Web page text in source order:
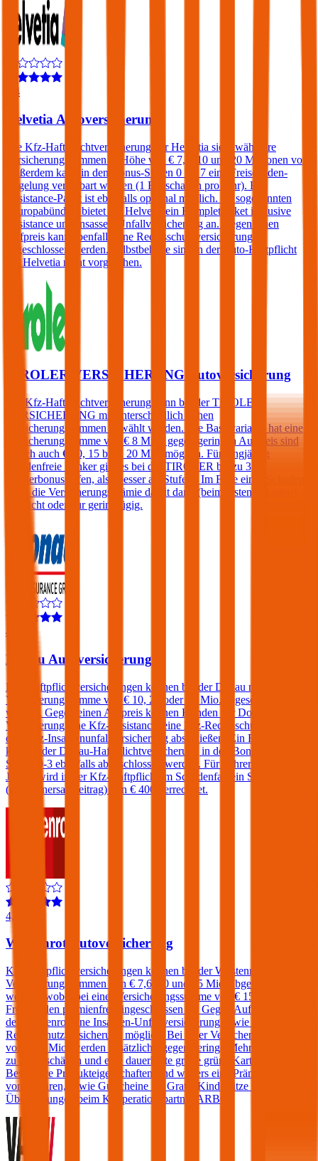
4,4
Helvetia Autoversicherung
Die Kfz-Haftpflichtversicherung der Helvetia sieht wählbare
Versicherungssummen in Höhe von € 7,6, 10 und 20 Millionen vor.
Außerdem kann in den Bonus-Stufen 0 bis 7 eine Freischaden-
Regelung vereinbart werden (1 Freischaden pro Jahr). Ein
Assistance-Paket ist ebenfalls optional möglich. Im sogenannten
„Europabündel“ bietet die Helvetia ein Komplettpaket inklusive
Assistance und Insassen-Unfallversicherung an. Gegen einen
Aufpreis kann ebenfalls eine Rechtsschutzversicherung
abgeschlossen werden. Selbstbehalte sind in der Auto-Haftpflicht
der Helvetia nicht vorgesehen.
TIROLER VERSICHERUNG Autoversicherung
Die Kfz-Haftpflichtversicherung kann bei der TIROLER
VERSICHERUNG mit unterschiedlich hohen
Versicherungssummen gewählt werden. Die Basisvariante hat eine
Versicherungssumme von € 8 Mio., gegen geringen Aufpreis sind
jedoch auch € 10, 15 bzw. 20 Mio. möglich. Für langjährig
schadenfreie Lenker gibt es bei der TIROLER bis zu 3
Sonderbonusstufen, also besser als Stufe 0. Im Falle eines Schadens
steigt die Versicherungsprämie damit dann (beim ersten Schaden)
gar nicht oder nur geringfügig.
4,4
Donau Autoversicherung
Kfz-Haftpflichtversicherungen können bei der Donau mit einer
Versicherungssumme von € 10, 20 oder 30 Mio. abgeschlossen
werden. Gegen einen Aufpreis können Kunden der Donau
Versicherung eine Kfz-Assistance, eine Kfz-Rechtsschutz und/oder
eine Kfz-Insassenunfallversicherung abschließen. Ein Freischaden
kann in der Donau-Haftpflichtversicherung in den Bonus-Malus-
Stufen 0-3 ebenfalls abgeschlossen werden. Für Fahrer unter 23
Jahren wird in der Kfz-Haftpflicht im Schadenfall ein Selbstbehalt
(Schadenersatzbeitrag) von € 400 verrechnet.
4,4
Wüstenrot Autoversicherung
Kfz-Haftpflichtversicherungen können bei der Wüstenrot zu
Versicherungssummen von € 7,6, 10 und 15 Mio. abgeschlossen
werden, wobei bei einer Versicherungssumme von € 15 Mio. ein
Freischaden prämienfrei eingeschlossen ist. Gegen Aufpreis sind bei
der Wüstenrot eine Insassen-Unfallversicherung sowie eine Kfz-
Rechtsschutzversicherung möglich. Bei einer Versicherungssumme
von € 15 Mio. werden zusätzlich - gegen geringe Mehrkosten - bis
zu 2 Freischäden und eine dauerhafte große grüne Karte angeboten.
Besondere Produkteigenschaften sind weiters eine Prämiengarantie
von 3 Jahren, sowie Gutscheine für Gratis-Kindersitze und Pickerl-
Überprüfungen beim Kooperationspartner ARBÖ.